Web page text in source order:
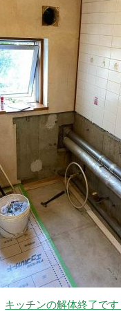
キッチンの解体終了で